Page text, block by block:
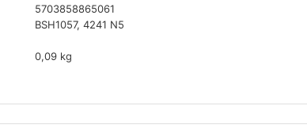
5703858865061
BSH1057, 4241 N5
0,09 kg